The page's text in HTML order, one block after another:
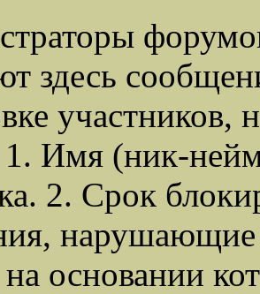
здесь
1. Имя (ник-
2. Срок
нарушающие
основании